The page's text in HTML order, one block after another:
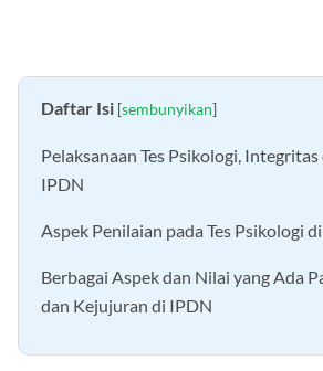
Pelaksanaan Tes Psikologi, Integritas
Berbagai Aspek dan Nilai yang Ada